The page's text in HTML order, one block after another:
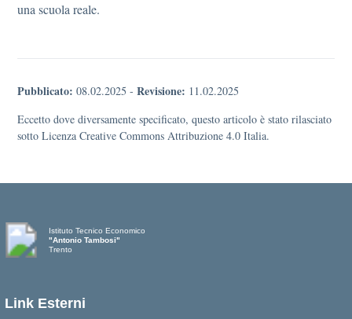
una scuola reale.
Pubblicato: 08.02.2025 - Revisione: 11.02.2025
Eccetto dove diversamente specificato, questo articolo è stato rilasciato
sotto Licenza Creative Commons Attribuzione 4.0 Italia.
Istituto Tecnico Economico
"Antonio Tambosi"
Trento
Link Esterni